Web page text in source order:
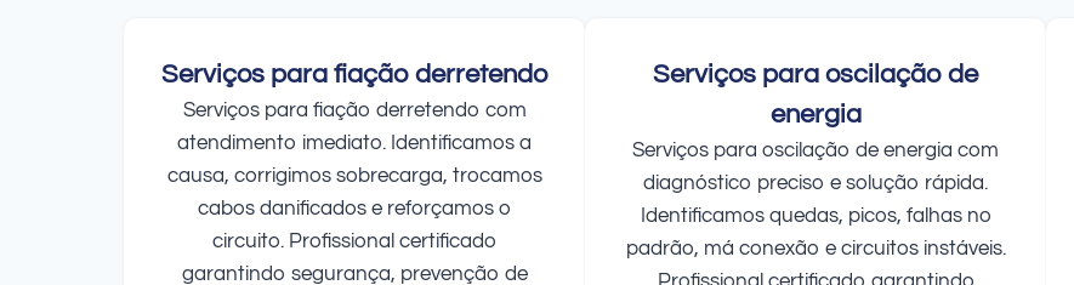
Serviços para fiação derretendo
Serviços para fiação derretendo com
atendimento imediato. Identificamos a
causa, corrigimos sobrecarga, trocamos
cabos danificados e reforçamos o
circuito. Profissional certificado
garantindo segurança, prevenção de
Serviços para oscilação de
energia
Serviços para oscilação de energia com
diagnóstico preciso e solução rápida.
Identificamos quedas, picos, falhas no
padrão, má conexão e circuitos instáveis.